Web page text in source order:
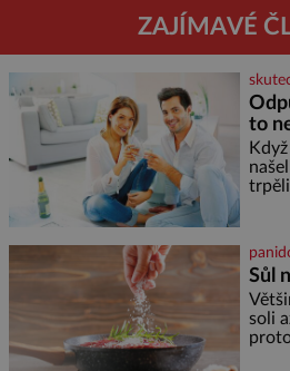
ZAJÍMAVÉ
to
vám
Sůl
soli